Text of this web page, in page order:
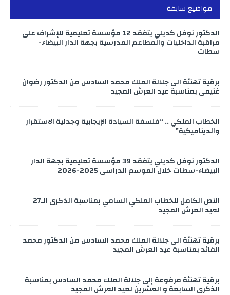
مواضيع سابقة
الدكتور نوفل كديلي يتفقد 12 مؤسسة تعليمية للإشراف على
مراقبة الداخليات والمطاعم المدرسية بجهة الدار البيضاء-
سطات
برقية تهنئة الى جلالة الملك محمد السادس من الدكتور رضوان
غنيمي بمناسبة عيد العرش المجيد
الخطاب الملكي .. “فلسفة السيادة الإيجابية وجدلية الاستقرار
والديناميكية”
الدكتور نوفل كديلي يتفقد 39 مؤسسة تعليمية بجهة الدار
البيضاء-سطات خلال الموسم الدراسي 2025-2026
النص الكامل للخطاب الملكي السامي بمناسبة الذكرى الـ27
لعيد العرش المجيد
برقية تهنئة الى جلالة الملك محمد السادس من الدكتور محمد
الفائد بمناسبة عيد العرش المجيد
برقية تهنئة مرفوعة إلى جلالة الملك محمد السادس بمناسبة
الذكرى السابعة و العشرين لعيد العرش المجيد